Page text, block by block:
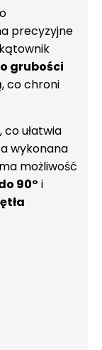
precyzyjne
grubości
co chroni
, co ułatwia
wykonana
możliwość
90° i